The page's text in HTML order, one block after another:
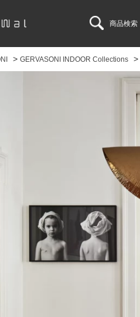
商品検索
> GERVASONI INDOOR Collections >